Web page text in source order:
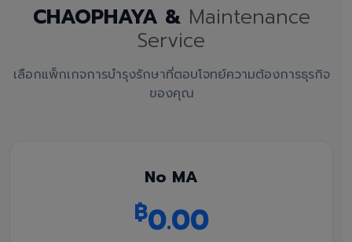
CHAOPHAYA & Maintenance
Service
เลือกแพ็กเกจการบำรุงรักษาที่ตอบโจทย์ความต้องการธุรกิจ
ของคุณ
No MA
฿0.00